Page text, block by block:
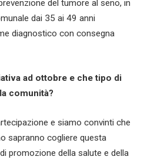
del tumore al seno, in
dai 35 ai 49 anni
diagnostico con consegna
ad ottobre e che tipo di
comunità?
e siamo convinti che
sapranno cogliere questa
promozione della salute e della